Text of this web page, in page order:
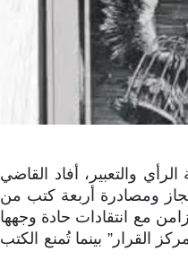
والتعبير، أفاد القاضي
ومصادرة أربعة كتب من
مع انتقادات حادة وجهها
القرار” بينما تُمنع الكتب